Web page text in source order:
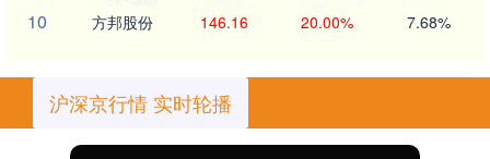
10 方邦股份 146.16 20.00% 7.68%
沪深京行情 实时轮播